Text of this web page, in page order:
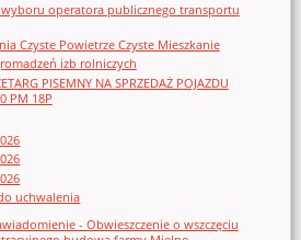
wyboru operatora publicznego transportu
Czyste Powietrze Czyste Mieszkanie
izb rolniczych
PISEMNY NA SPRZEDAŻ POJAZDU
PM 18P
uchwalenia
- Obwieszczenie o wszczęciu